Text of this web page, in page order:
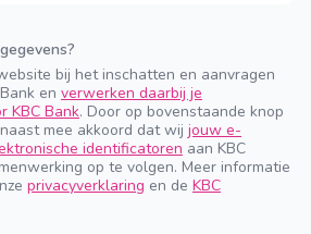
bij het inschatten en aanvragen
en verwerken daarbij je
KBC Bank. Door op bovenstaande knop
mee akkoord dat wij jouw e-
identificatoren aan KBC
op te volgen. Meer informatie
privacyverklaring en de KBC